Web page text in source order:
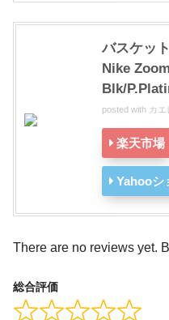
バスケッ
Nike
Blk/
posted with カエ
楽天市場
Yahooシ
There are no reviews yet.
総合評価